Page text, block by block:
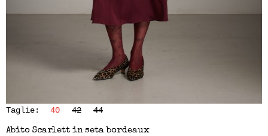
Taglie: 40 42 44
Abito Scarlett in seta bordeaux